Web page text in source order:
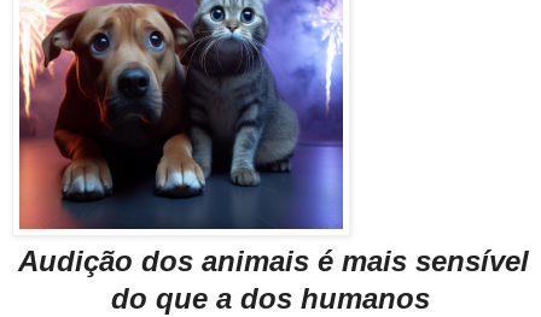
Audição dos animais é mais sensível
do que a dos humanos